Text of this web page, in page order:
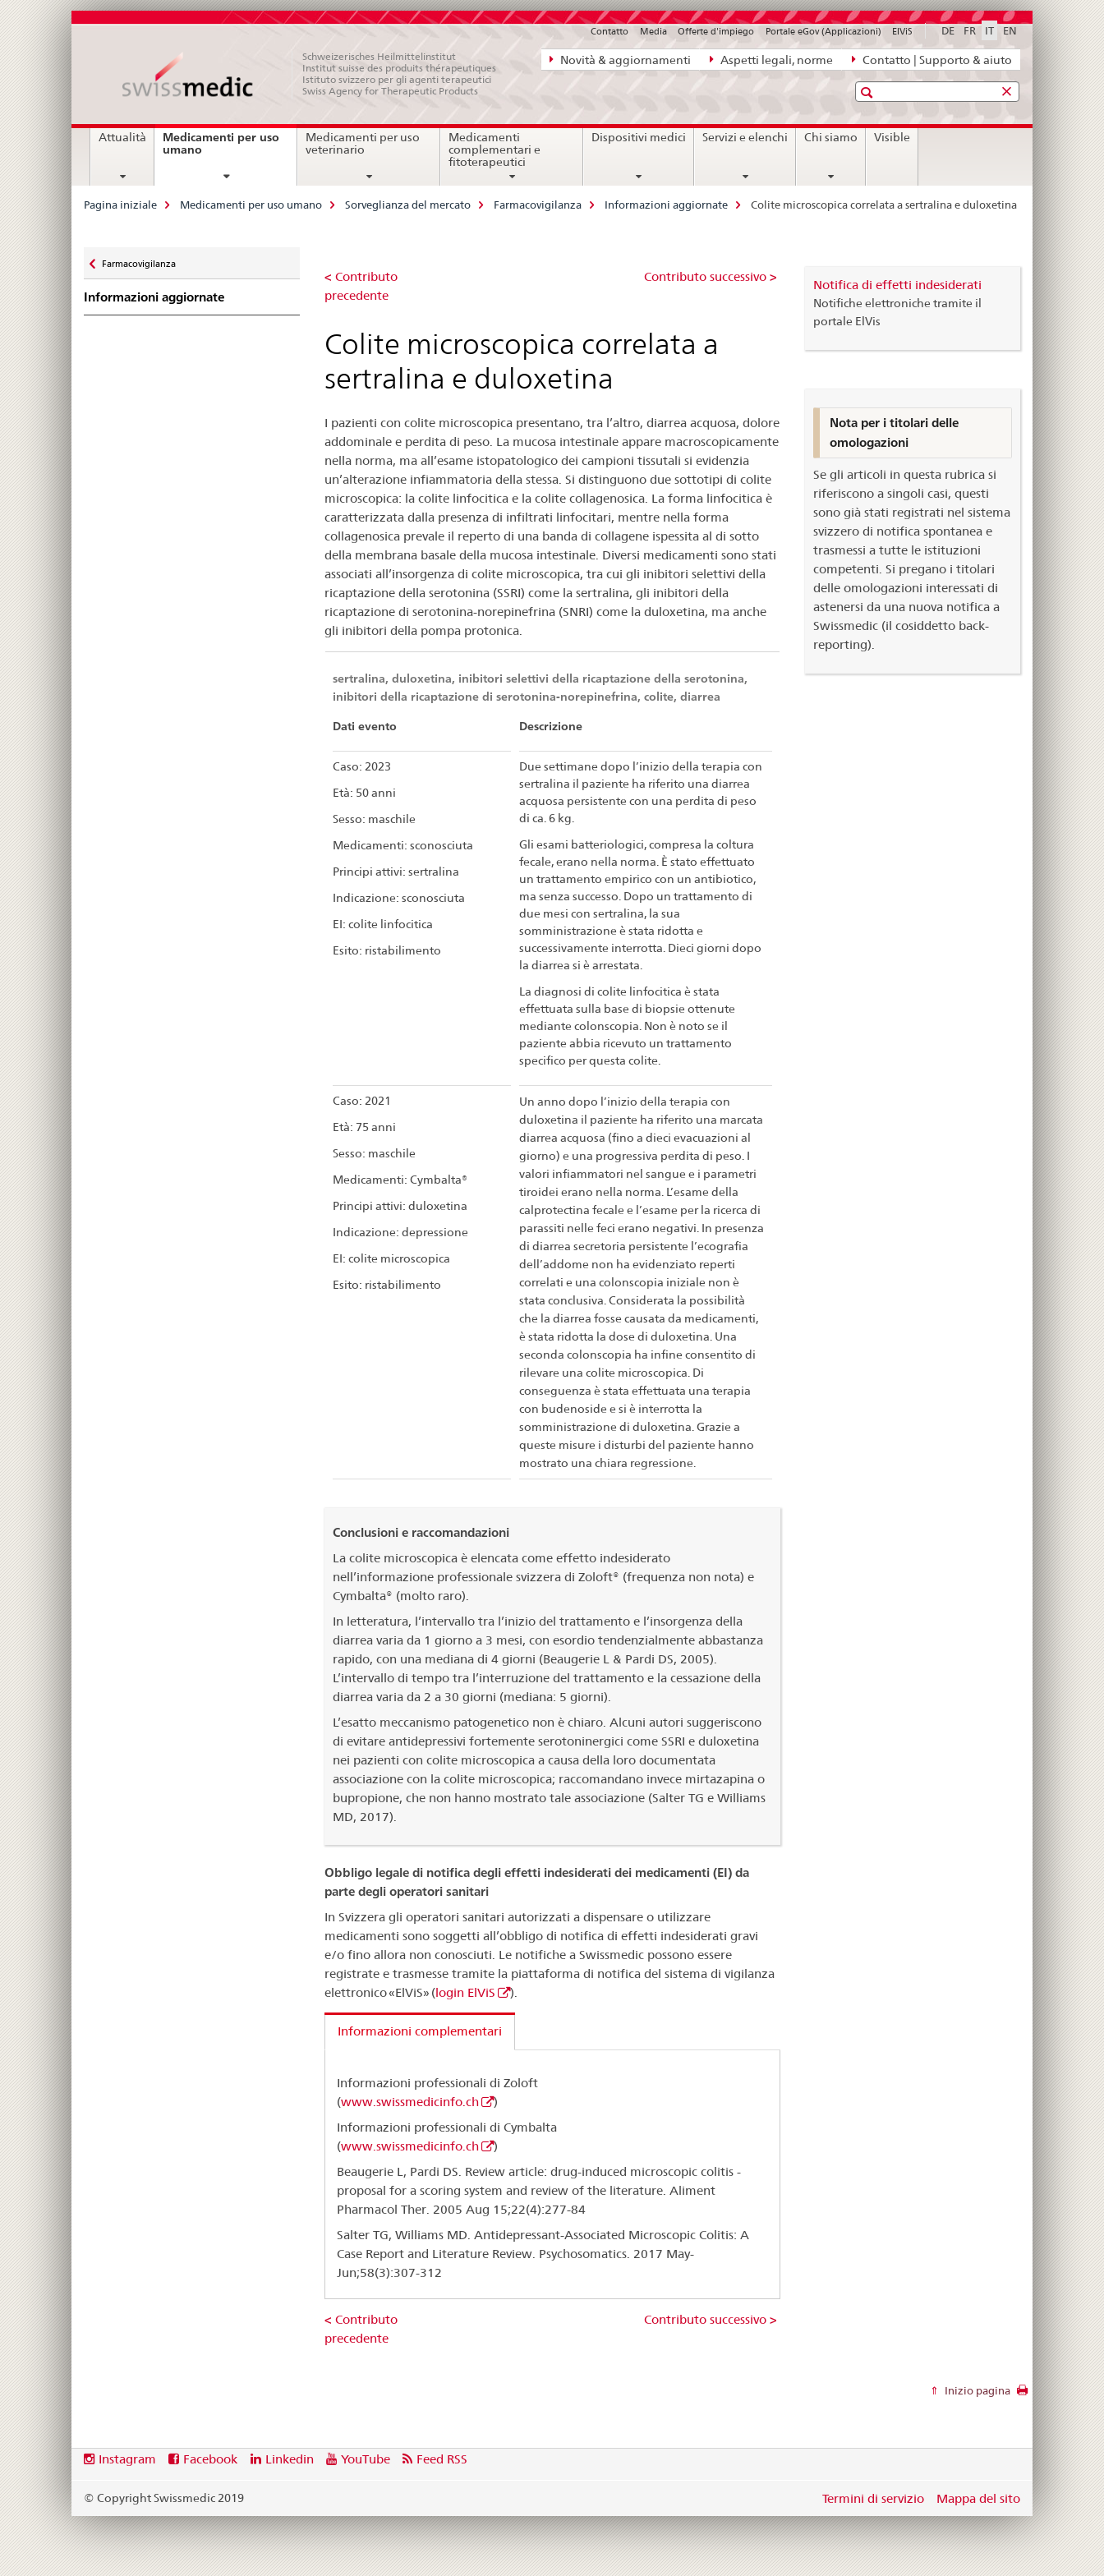
Navigazione
diretta:
aspetti
Novità & aggiornamenti Aspetti legali, norme Contatto | Supporto & aiuto
DE FR IT EN
Contatto Media Offerte d'impiego Portale eGov (Applicazioni) ElViS
Schweizerisches Heilmittelinstitut
Institut suisse des produits thérapeutiques
Istituto svizzero per gli agenti terapeutici
Swiss Agency for Therapeutic Products
Ricerca
Navigation
Attualità
Medicamenti per uso
umanocurrent
Medicamenti per uso
veterinario
Medicamenti
complementari e
fitoterapeutici
Dispositivi medici Servizi e elenchi Chi siamo Visible
Breadcrumb
Pagina iniziale Medicamenti per uso umano Sorveglianza del mercato Farmacovigilanza Informazioni aggiornate Colite microscopica correlata a sertralina e duloxetina
zu
Farmacovigilanza
Informazioni aggiornate
Colite
microscopica
correlata
a
sertralina
e
duloxetina
< Contributo
precedente
Contributo successivo >
Colite microscopica correlata a
sertralina e duloxetina
I pazienti con colite microscopica presentano, tra l’altro, diarrea acquosa, dolore
addominale e perdita di peso. La mucosa intestinale appare macroscopicamente
nella norma, ma all’esame istopatologico dei campioni tissutali si evidenzia
un’alterazione infiammatoria della stessa. Si distinguono due sottotipi di colite
microscopica: la colite linfocitica e la colite collagenosica. La forma linfocitica è
caratterizzata dalla presenza di infiltrati linfocitari, mentre nella forma
collagenosica prevale il reperto di una banda di collagene ispessita al di sotto
della membrana basale della mucosa intestinale. Diversi medicamenti sono stati
associati all’insorgenza di colite microscopica, tra cui gli inibitori selettivi della
ricaptazione della serotonina (SSRI) come la sertralina, gli inibitori della
ricaptazione di serotonina-norepinefrina (SNRI) come la duloxetina, ma anche
gli inibitori della pompa protonica.
sertralina, duloxetina, inibitori selettivi della ricaptazione della serotonina,
inibitori della ricaptazione di serotonina-norepinefrina, colite, diarrea
Dati evento
Descrizione
Caso: 2023
Età: 50 anni
Sesso: maschile
Medicamenti: sconosciuta
Principi attivi: sertralina
Indicazione: sconosciuta
EI: colite linfocitica
Esito: ristabilimento
Due settimane dopo l’inizio della terapia con
sertralina il paziente ha riferito una diarrea
acquosa persistente con una perdita di peso
di ca. 6 kg.
Gli esami batteriologici, compresa la coltura
fecale, erano nella norma. È stato effettuato
un trattamento empirico con un antibiotico,
ma senza successo. Dopo un trattamento di
due mesi con sertralina, la sua
somministrazione è stata ridotta e
successivamente interrotta. Dieci giorni dopo
la diarrea si è arrestata.
La diagnosi di colite linfocitica è stata
effettuata sulla base di biopsie ottenute
mediante colonscopia. Non è noto se il
paziente abbia ricevuto un trattamento
specifico per questa colite.
Caso: 2021
Età: 75 anni
Sesso: maschile
Medicamenti: Cymbalta®
Principi attivi: duloxetina
Indicazione: depressione
EI: colite microscopica
Esito: ristabilimento
Un anno dopo l’inizio della terapia con
duloxetina il paziente ha riferito una marcata
diarrea acquosa (fino a dieci evacuazioni al
giorno) e una progressiva perdita di peso. I
valori infiammatori nel sangue e i parametri
tiroidei erano nella norma. L’esame della
calprotectina fecale e l’esame per la ricerca di
parassiti nelle feci erano negativi. In presenza
di diarrea secretoria persistente l’ecografia
dell’addome non ha evidenziato reperti
correlati e una colonscopia iniziale non è
stata conclusiva. Considerata la possibilità
che la diarrea fosse causata da medicamenti,
è stata ridotta la dose di duloxetina. Una
seconda colonscopia ha infine consentito di
rilevare una colite microscopica. Di
conseguenza è stata effettuata una terapia
con budenoside e si è interrotta la
somministrazione di duloxetina. Grazie a
queste misure i disturbi del paziente hanno
mostrato una chiara regressione.
Conclusioni e raccomandazioni
La colite microscopica è elencata come effetto indesiderato
nell’informazione professionale svizzera di Zoloft® (frequenza non nota) e
Cymbalta® (molto raro).
In letteratura, l’intervallo tra l’inizio del trattamento e l’insorgenza della
diarrea varia da 1 giorno a 3 mesi, con esordio tendenzialmente abbastanza
rapido, con una mediana di 4 giorni (Beaugerie L & Pardi DS, 2005).
L’intervallo di tempo tra l’interruzione del trattamento e la cessazione della
diarrea varia da 2 a 30 giorni (mediana: 5 giorni).
L’esatto meccanismo patogenetico non è chiaro. Alcuni autori suggeriscono
di evitare antidepressivi fortemente serotoninergici come SSRI e duloxetina
nei pazienti con colite microscopica a causa della loro documentata
associazione con la colite microscopica; raccomandano invece mirtazapina o
bupropione, che non hanno mostrato tale associazione (Salter TG e Williams
MD, 2017).
Obbligo legale di notifica degli effetti indesiderati dei medicamenti (EI) da
parte degli operatori sanitari
In Svizzera gli operatori sanitari autorizzati a dispensare o utilizzare
medicamenti sono soggetti all’obbligo di notifica di effetti indesiderati gravi
e/o fino allora non conosciuti. Le notifiche a Swissmedic possono essere
registrate e trasmesse tramite la piattaforma di notifica del sistema di vigilanza
elettronico «ElViS» (login ElViS ).
Informazioni complementari
Informazioni professionali di Zoloft
(www.swissmedicinfo.ch
)
Informazioni professionali di Cymbalta
(www.swissmedicinfo.ch
)
Beaugerie L, Pardi DS. Review article: drug-induced microscopic colitis -
proposal for a scoring system and review of the literature. Aliment
Pharmacol Ther. 2005 Aug 15;22(4):277-84
Salter TG, Williams MD. Antidepressant-Associated Microscopic Colitis: A
Case Report and Literature Review. Psychosomatics. 2017 May-
Jun;58(3):307-312
< Contributo
precedente
Contributo successivo >
Notifica di effetti indesiderati
Notifiche elettroniche tramite il
portale ElVis
Nota per i titolari delle
omologazioni
Se gli articoli in questa rubrica si
riferiscono a singoli casi, questi
sono già stati registrati nel sistema
svizzero di notifica spontanea e
trasmessi a tutte le istituzioni
competenti. Si pregano i titolari
delle omologazioni interessati di
astenersi da una nuova notifica a
Swissmedic (il cosiddetto back-
reporting).
Inizio pagina
Footer
Social
links
Instagram Facebook Linkedin YouTube Feed RSS
© Copyright Swissmedic 2019 Termini di servizio Mappa del sito